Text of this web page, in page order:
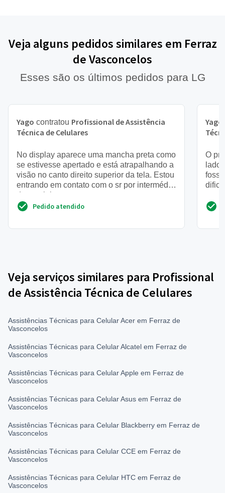
Veja alguns pedidos similares em Ferraz
de Vasconcelos
Esses são os últimos pedidos para LG
Yago contratou Profissional de Assistência
Técnica de Celulares
No display aparece uma mancha preta como
se estivesse apertado e está atrapalhando a
visão no canto direito superior da tela. Estou
entrando em contato com o sr por intermédio
da getninjas.
Pedido atendido
Yago
O
lado
Veja serviços similares para Profissional
de Assistência Técnica de Celulares
Assistências Técnicas para Celular Acer em Ferraz de
Vasconcelos
Assistências Técnicas para Celular Alcatel em Ferraz de
Vasconcelos
Assistências Técnicas para Celular Apple em Ferraz de
Vasconcelos
Assistências Técnicas para Celular Asus em Ferraz de
Vasconcelos
Assistências Técnicas para Celular Blackberry em Ferraz de
Vasconcelos
Assistências Técnicas para Celular CCE em Ferraz de
Vasconcelos
Assistências Técnicas para Celular HTC em Ferraz de
Vasconcelos